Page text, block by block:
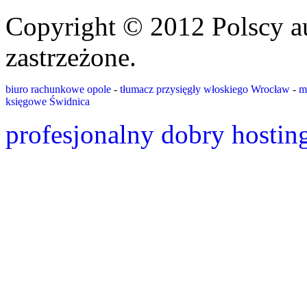
Copyright © 2012 Polscy
zastrzeżone.
biuro rachunkowe opole - tłumacz przysięgły włoskiego Wrocław -
księgowe Świdnica
profesjonalny dobry